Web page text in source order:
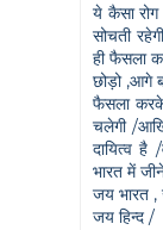
ये कैसा
सोचती
ही फैसला
छोड़ो
फैसला करके
चलेगी /
दायित्व
भारत में
जय भारत ,
जय हिन्द /